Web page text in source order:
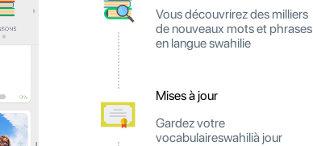
Vous découvrirez des milliers
de nouveaux mots et phrases
en langue swahilie
Mises à jour
Gardez votre
vocabulaireswahilià jour